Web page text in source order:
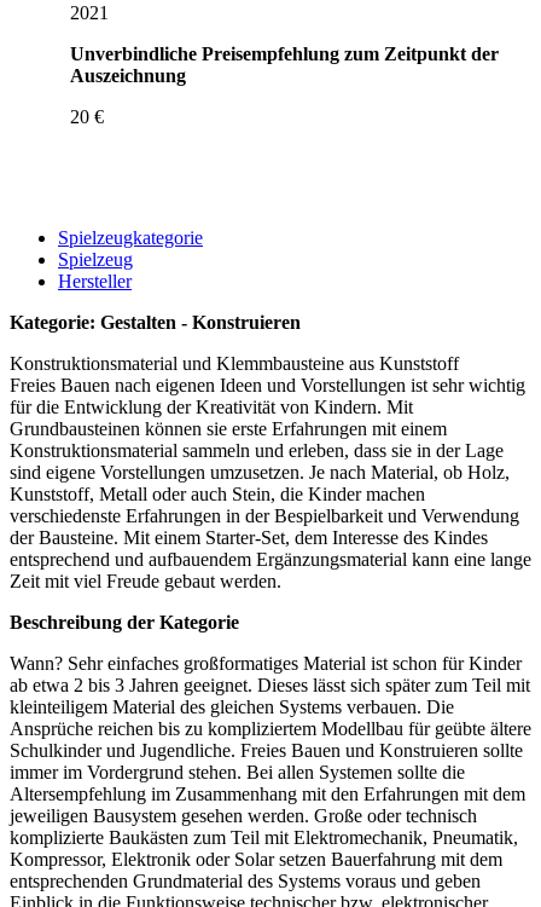
2021
Unverbindliche Preisempfehlung zum Zeitpunkt der
Auszeichnung
20 €
Spielzeugkategorie
Spielzeug
Hersteller
Kategorie: Gestalten - Konstruieren
Konstruktionsmaterial und Klemmbausteine aus Kunststoff
Freies Bauen nach eigenen Ideen und Vorstellungen ist sehr wichtig
für die Entwicklung der Kreativität von Kindern. Mit
Grundbausteinen können sie erste Erfahrungen mit einem
Konstruktionsmaterial sammeln und erleben, dass sie in der Lage
sind eigene Vorstellungen umzusetzen. Je nach Material, ob Holz,
Kunststoff, Metall oder auch Stein, die Kinder machen
verschiedenste Erfahrungen in der Bespielbarkeit und Verwendung
der Bausteine. Mit einem Starter-Set, dem Interesse des Kindes
entsprechend und aufbauendem Ergänzungsmaterial kann eine lange
Zeit mit viel Freude gebaut werden.
Beschreibung der Kategorie
Wann? Sehr einfaches großformatiges Material ist schon für Kinder
ab etwa 2 bis 3 Jahren geeignet. Dieses lässt sich später zum Teil mit
kleinteiligem Material des gleichen Systems verbauen. Die
Ansprüche reichen bis zu kompliziertem Modellbau für geübte ältere
Schulkinder und Jugendliche. Freies Bauen und Konstruieren sollte
immer im Vordergrund stehen. Bei allen Systemen sollte die
Altersempfehlung im Zusammenhang mit den Erfahrungen mit dem
jeweiligen Bausystem gesehen werden. Große oder technisch
komplizierte Baukästen zum Teil mit Elektromechanik, Pneumatik,
Kompressor, Elektronik oder Solar setzen Bauerfahrung mit dem
entsprechenden Grundmaterial des Systems voraus und geben
Einblick in die Funktionsweise technischer bzw. elektronischer